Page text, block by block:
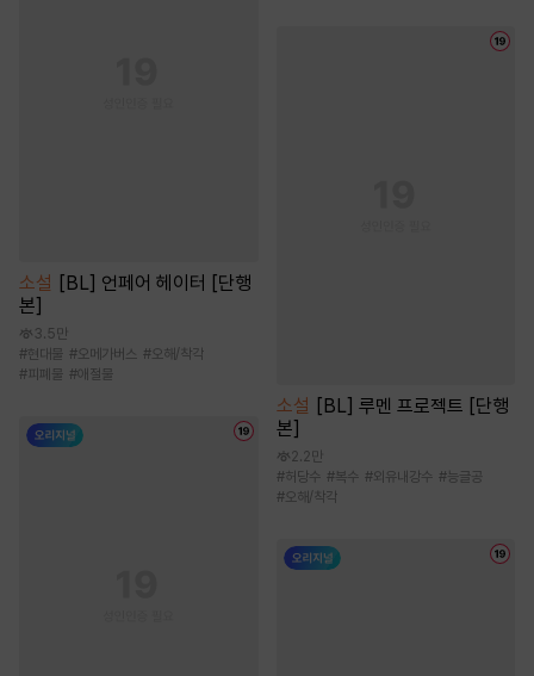
소설
[BL] 언페어 헤이터 [단행
본]
3.5만
#현대물 #오메가버스 #오해/착각
#피폐물 #애절물
소설 [BL] 루멘 프로젝트 [단행
본]
2.2만
#허당수 #복수 #외유내강수 #능글공
#오해/착각